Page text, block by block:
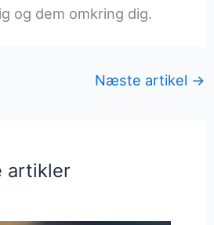
og dem omkring dig.
Næste artikel →
artikler